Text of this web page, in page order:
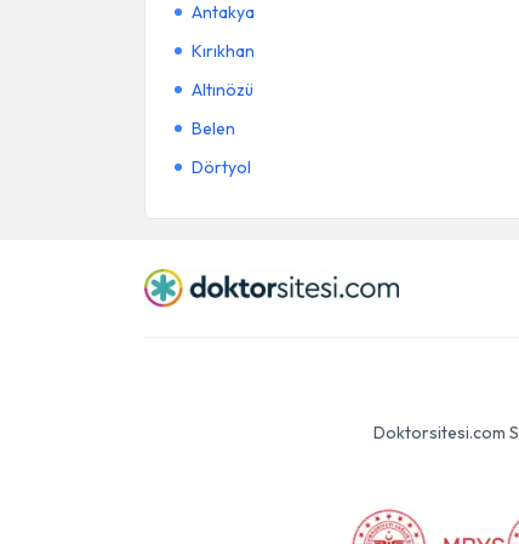
Antakya
Kırıkhan
Altınözü
Belen
Dörtyol
Doktorsitesi.com